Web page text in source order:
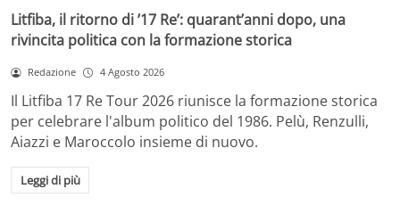
Litfiba, il ritorno di ’17 Re’: quarant’anni dopo, una
rivincita politica con la formazione storica
Redazione 4 Agosto 2026
Il Litfiba 17 Re Tour 2026 riunisce la formazione storica
per celebrare l'album politico del 1986. Pelù, Renzulli,
Aiazzi e Maroccolo insieme di nuovo.
Leggi di più